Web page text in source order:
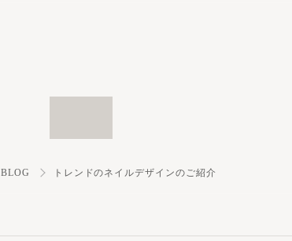
BLOG トレンドのネイルデザインのご紹介